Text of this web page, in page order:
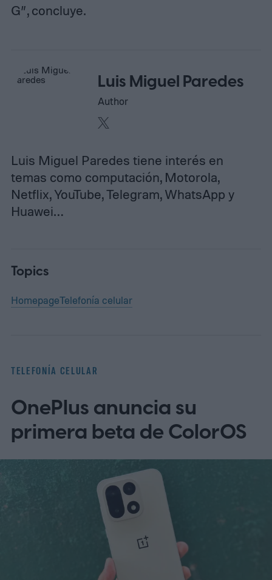
G”, concluye.
Luis Miguel Paredes
Author
Luis Miguel Paredes tiene interés en
temas como computación, Motorola,
Netflix, YouTube, Telegram, WhatsApp y
Huawei…
Topics
HomepageTelefonía celular
TELEFONÍA CELULAR
OnePlus anuncia su
primera beta de ColorOS